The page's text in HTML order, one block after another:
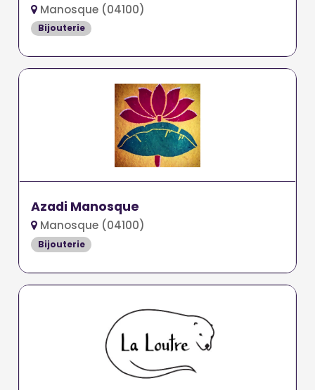
Manosque (04100)
Bijouterie
Azadi Manosque
Manosque (04100)
Bijouterie